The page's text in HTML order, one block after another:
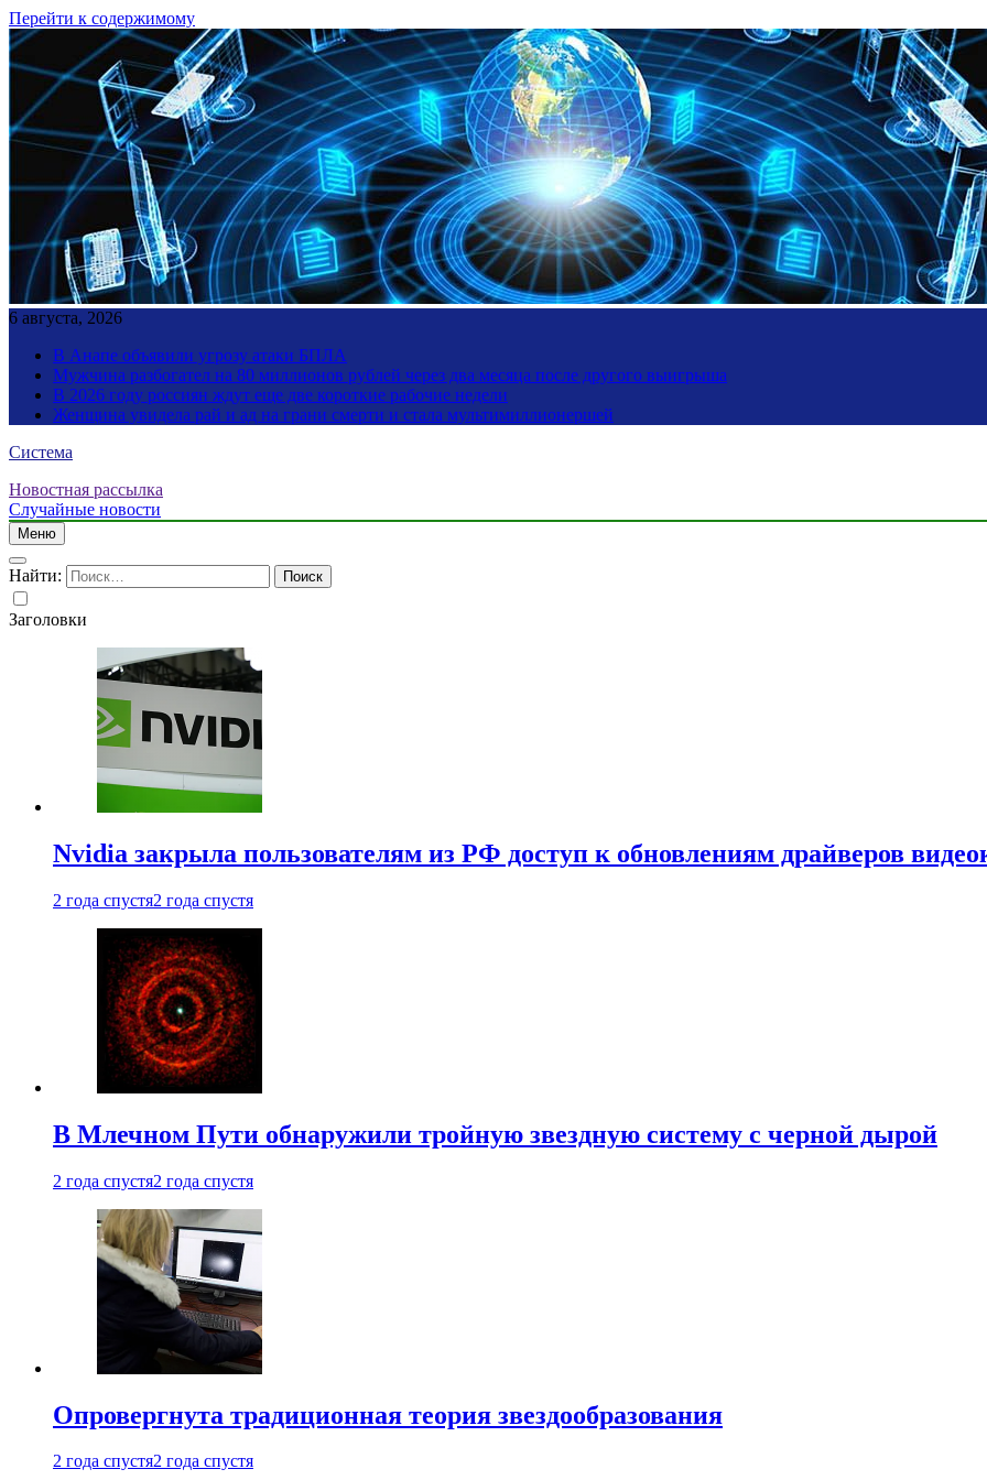
Перейти к содержимому
6 августа, 2026
В Анапе объявили угрозу атаки БПЛА
Мужчина разбогател на 80 миллионов рублей через два месяца после другого выигрыша
В 2026 году россиян ждут еще две короткие рабочие недели
Женщина увидела рай и ад на грани смерти и стала мультимиллионершей
Система
Новостная рассылка
Случайные новости
Меню
Найти:
Заголовки
Nvidia закрыла пользователям из РФ доступ к обновлениям драйверов
2 года спустя2 года спустя
В Млечном Пути обнаружили тройную звездную систему с черной дырой
2 года спустя2 года спустя
Опровергнута традиционная теория звездообразования
2 года спустя2 года спустя